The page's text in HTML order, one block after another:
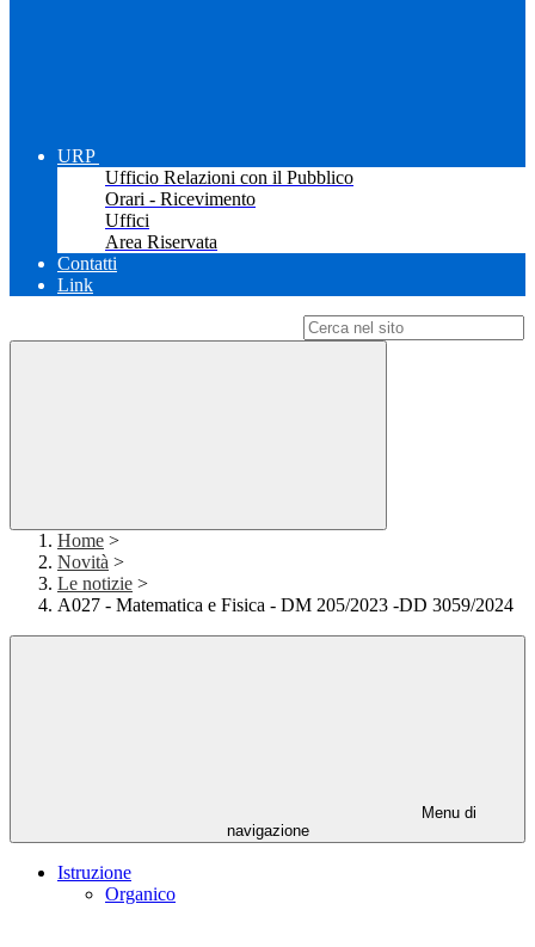
URP
Ufficio Relazioni con il Pubblico
Orari - Ricevimento
Uffici
Area Riservata
Contatti
Link
Home >
Novità >
Le notizie >
A027 - Matematica e Fisica - DM 205/2023 -DD 3059/2024
Menu di
navigazione
Istruzione
Organico